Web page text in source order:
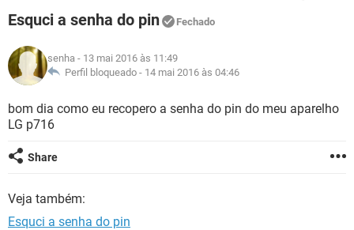
INSTAGRAM GMAIL
GUIA DE COMPRAS
INSTAGRAM
GUIA DE COMPRAS
JOGOS WHATSAPP
CELULAR
OUTLOOK EXCEL
INSTAGRAM GMAIL
GUIA DE COMPRAS
FÓRUM
JOGOS
CELULAR
OUTLOOK EXCEL
GLOSSÁRIO
JOGOS WHATSAPP
CELULAR
OUTLOOK
GUIA DE COMPRAS
Esquci a senha do pin Fechado
senha - 13 mai 2016 às 11:49
Perfil bloqueado - 14 mai 2016 às 04:46
bom dia como eu recopero a senha do pin do meu aparelho
LG p716
Share
Veja também:
Esquci a senha do pin